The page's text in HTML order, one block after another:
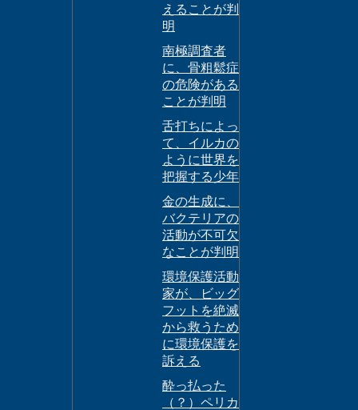
えることが判
明
南極調査者
に、骨粗鬆症
の危険がある
ことが判明
舌打ちによっ
て、イルカの
ように世界を
把握する少年
金の生成に、
バクテリアの
活動が不可欠
なことが判明
環境保護活動
家が、ビッグ
フットを絶滅
から救うため
に環境保護を
訴える
酔っ払った
（？）ペリカ